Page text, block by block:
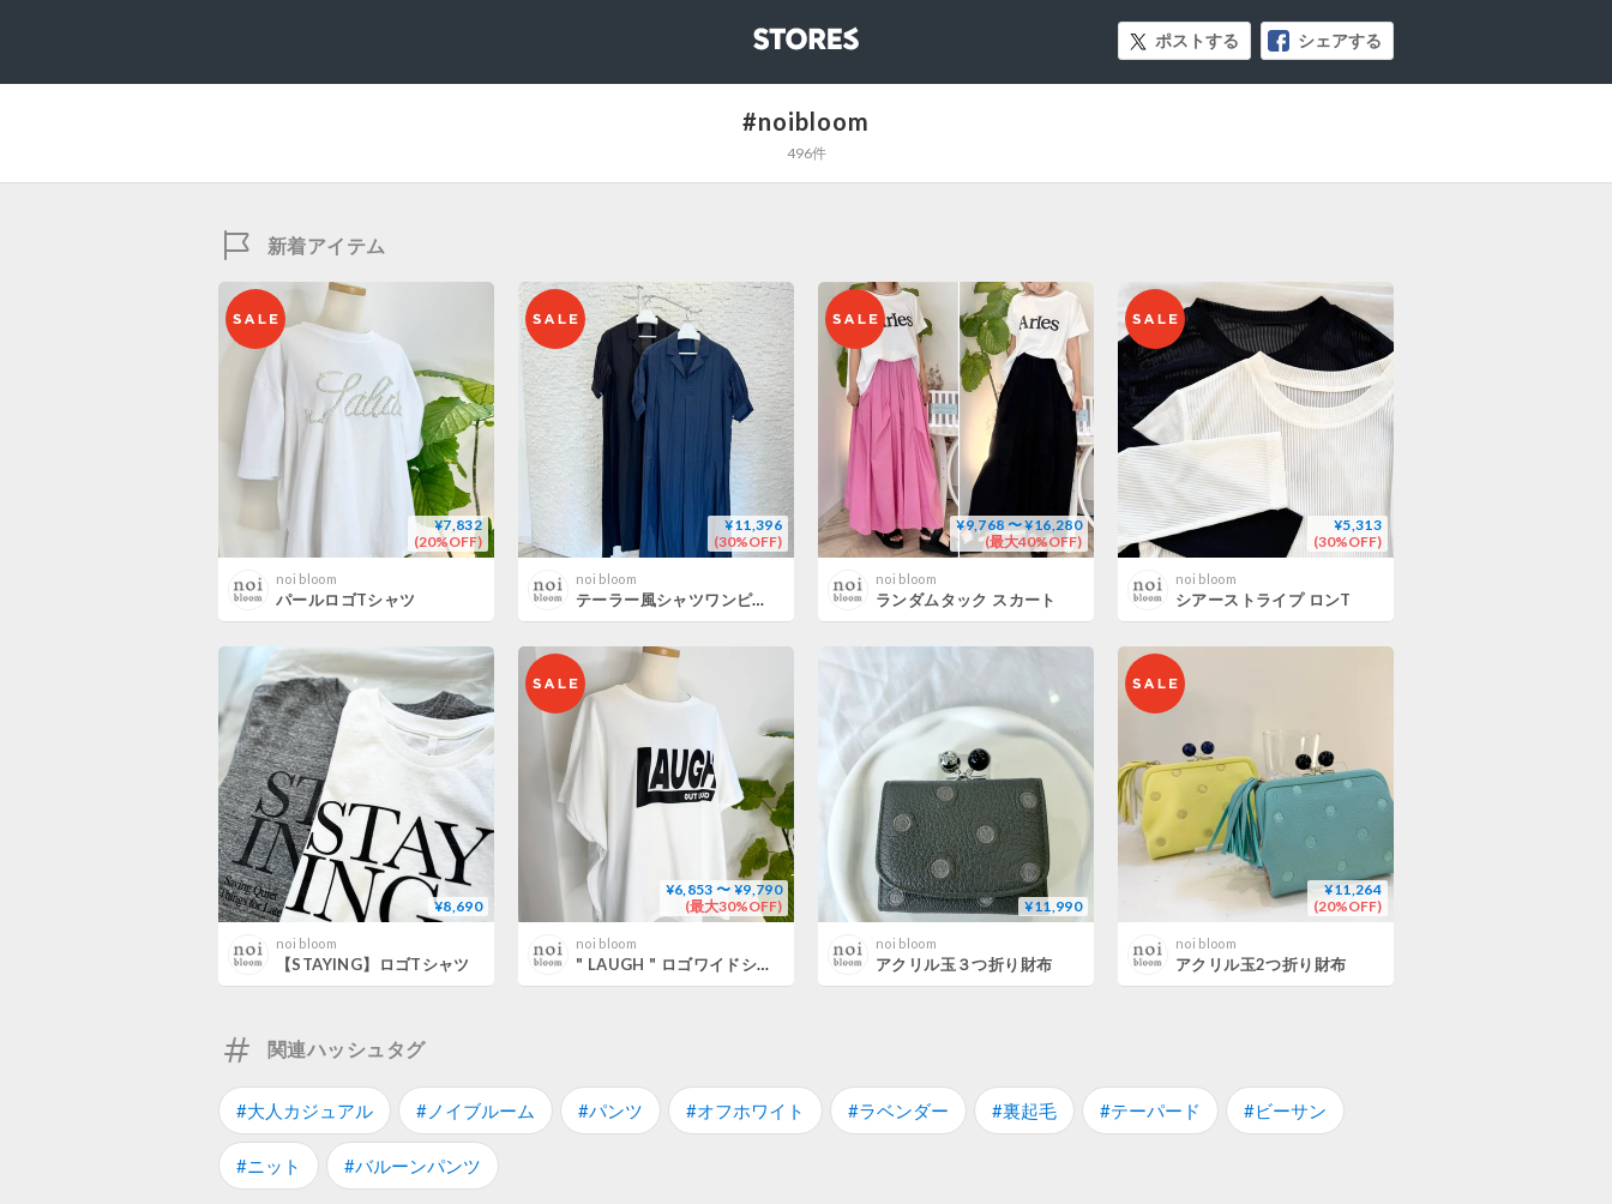
STORES ポストする シェアする
#noibloom
496件
新着アイテム
¥7,832
(20%OFF)
noi bloom
パールロゴTシャツ
¥11,396
(30%OFF)
noi bloom
テーラー風シャツワンピース
¥9,768 〜 ¥16,280
(最大40%OFF)
noi bloom
ランダムタック スカート
¥5,313
(30%OFF)
noi bloom
シアーストライプ ロンT
¥8,690
noi bloom
【STAYING】ロゴTシャツ
¥6,853 〜 ¥9,790
(最大30%OFF)
noi bloom
" LAUGH " ロゴワイドシルエットTシャツ
¥11,990
noi bloom
アクリル玉３つ折り財布
¥11,264
(20%OFF)
noi bloom
アクリル玉2つ折り財布
関連ハッシュタグ
#大人カジュアル #ノイブルーム #パンツ #オフホワイト #ラベンダー #裏起毛 #テーパード #ビーサン
#ニット #バルーンパンツ